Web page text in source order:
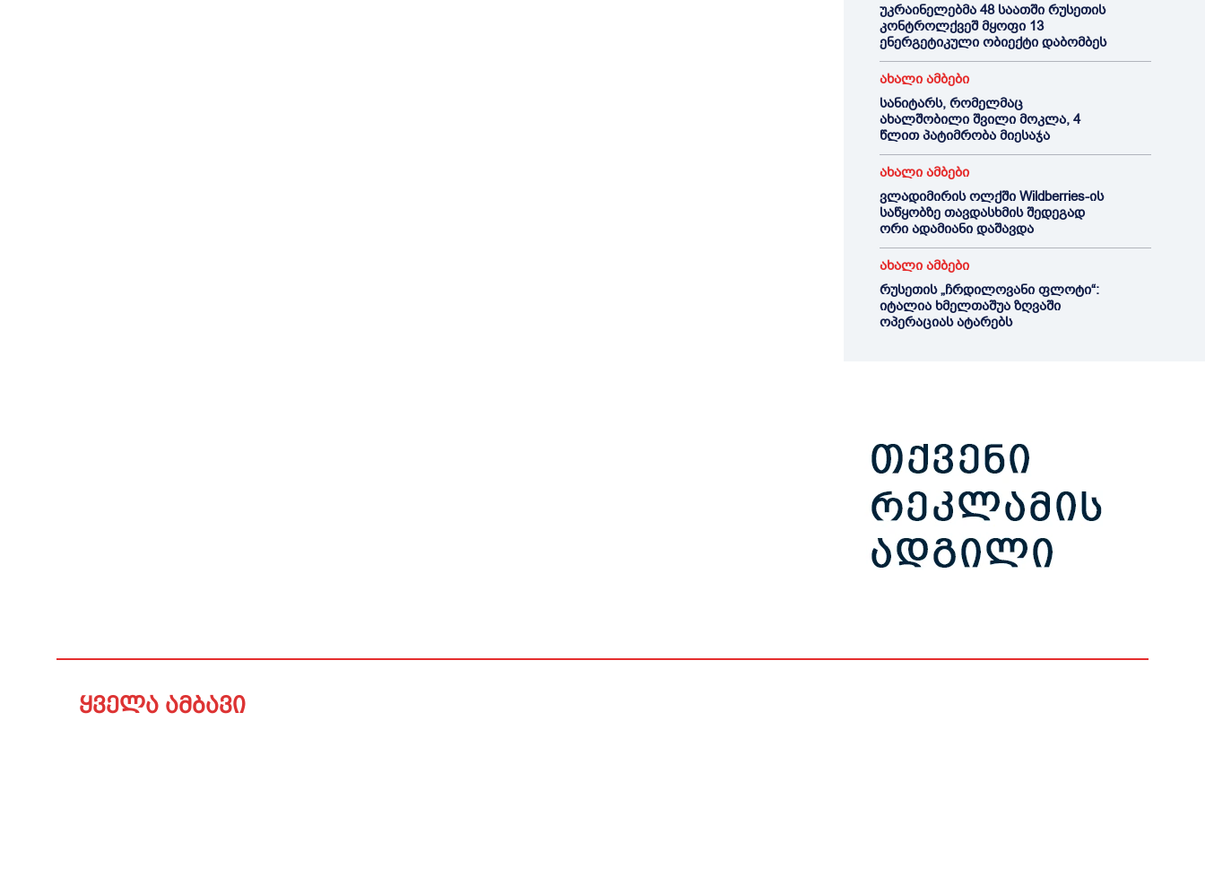
უკრაინელებმა 48 საათში რუსეთის
კონტროლქვეშ მყოფი 13
ენერგეტიკული ობიექტი დაბომბეს
ახალი ამბები
სანიტარს, რომელმაც
ახალშობილი შვილი მოკლა, 4
წლით პატიმრობა მიესაჯა
ახალი ამბები
ვლადიმირის ოლქში Wildberries-ის
საწყობზე თავდასხმის შედეგად
ორი ადამიანი დაშავდა
ახალი ამბები
რუსეთის „ჩრდილოვანი ფლოტი“:
იტალია ხმელთაშუა ზღვაში
ოპერაციას ატარებს
ყველა ამბავი